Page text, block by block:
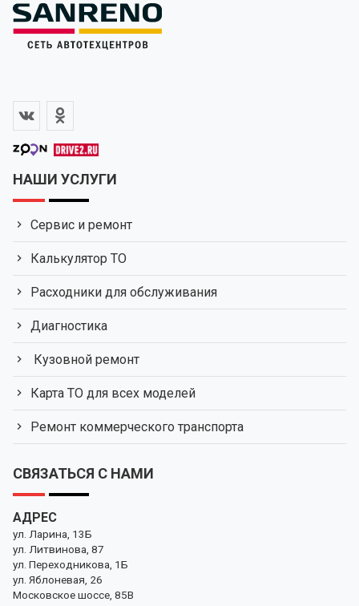
НАШИ УСЛУГИ
Сервис и ремонт
Калькулятор ТО
Расходники для обслуживания
Диагностика
Кузовной ремонт
Карта ТО для всех моделей
Ремонт коммерческого транспорта
СВЯЗАТЬСЯ С НАМИ
АДРЕС
ул. Ларина, 13Б
ул. Литвинова, 87
ул. Переходникова, 1Б
ул. Яблоневая, 26
Московское шоссе, 85В